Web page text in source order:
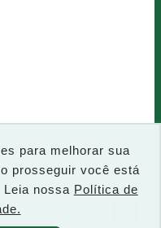
para melhorar sua
prosseguir você está
nossa Política de